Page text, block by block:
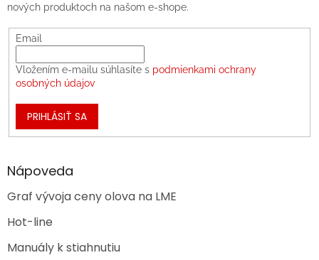
nových produktoch na našom e-shope.
Email
Vložením e-mailu súhlasíte s podmienkami ochrany
osobných údajov
PRIHLÁSIŤ SA
Nápoveda
Graf vývoja ceny olova na LME
Hot-line
Manuály k stiahnutiu